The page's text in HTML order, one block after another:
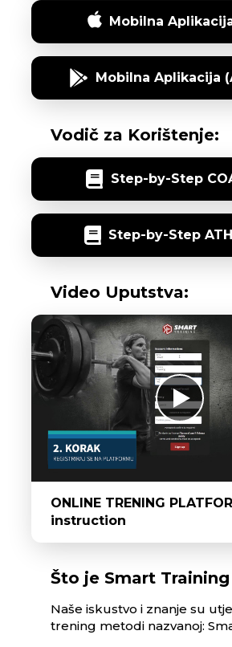
Mobilna
Mobilna Aplikacija
Vodič za Korištenje:
Step-by-Step
Step-by-Step
Video Uputstva:
ONLINE TRENING
instruction
Što je Smart Training
Naše iskustvo i znanje su
trening metodi nazvanoj: